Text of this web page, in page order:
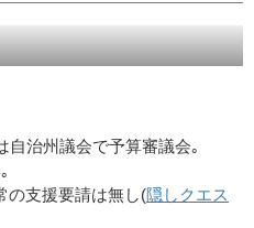
自治州議会で予算審議会｡
の支援要請は無し(隠しクエス